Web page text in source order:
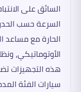
السائق على
السرعة حسب
الحارة مع مساعد
سيارات الفئة